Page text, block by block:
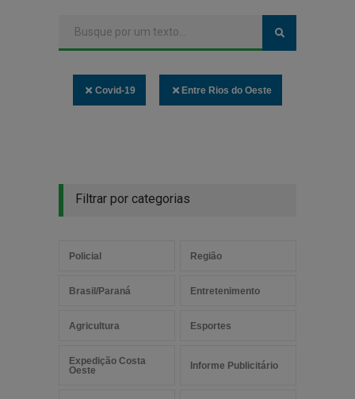
Covid-19 Entre Rios do Oeste
Filtrar por categorias
Policial Região
Brasil/Paraná Entretenimento
Agricultura Esportes
Expedição Costa
Oeste
Informe Publicitário